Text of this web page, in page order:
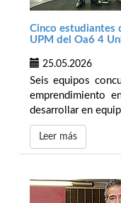
Cinco estudiantes
UPM del Oa6 4
25.05.2026
Seis equipos
emprendimiento
desarrollar en
Leer más